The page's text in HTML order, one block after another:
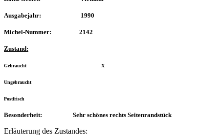
Ausgabejahr: 1990
Michel-Nummer: 2142
Zustand:
Gebraucht X
Ungebraucht
Postfrisch
Besonderheit: Sehr schönes rechts Seitenrandstück
Erläuterung des Zustandes: